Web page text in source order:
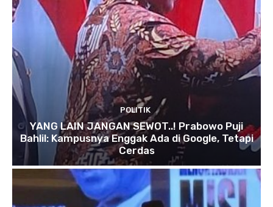
POLITIK
YANG LAIN JANGAN SEWOT..! Prabowo Puji
Bahlil: Kampusnya Enggak Ada di Google, Tetapi
Cerdas